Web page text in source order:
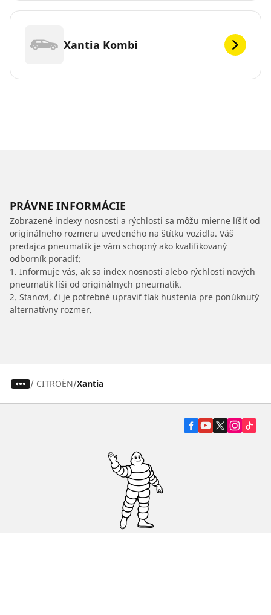
Xantia Kombi
PRÁVNE INFORMÁCIE
Zobrazené indexy nosnosti a rýchlosti sa môžu mierne líšiť od
originálneho rozmeru uvedeného na štítku vozidla. Váš
predajca pneumatík je vám schopný ako kvalifikovaný
odborník poradiť:
1. Informuje vás, ak sa index nosnosti alebo rýchlosti nových
pneumatík líši od originálnych pneumatík.
2. Stanoví, či je potrebné upraviť tlak hustenia pre ponúknutý
alternatívny rozmer.
/ CITROËN Xantia